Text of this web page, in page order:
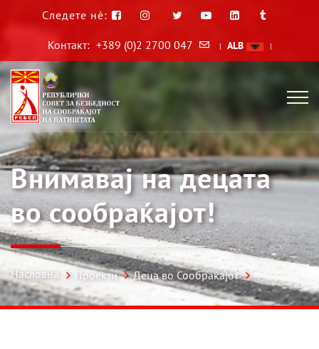
Следете нè:
Контакт: +389 (0)2 2700 047 | ALB |
Внимавај на децата
во сообраќајот!
Насловна Проекти Деца во Сообраќајот